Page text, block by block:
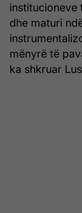
institucioneve
dhe maturi
mënyrë të
ka shkruar